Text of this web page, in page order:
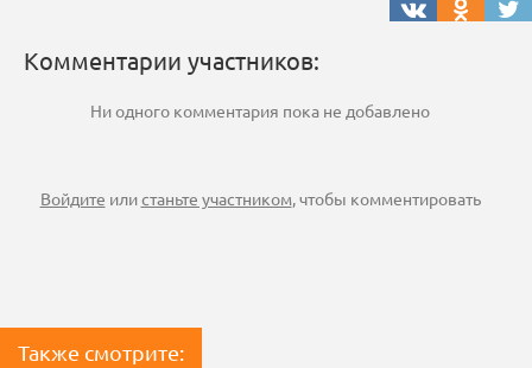
Комментарии участников:
Ни одного комментария пока не добавлено
Войдите илистаньте участником, чтобы комментировать
Также смотрите: